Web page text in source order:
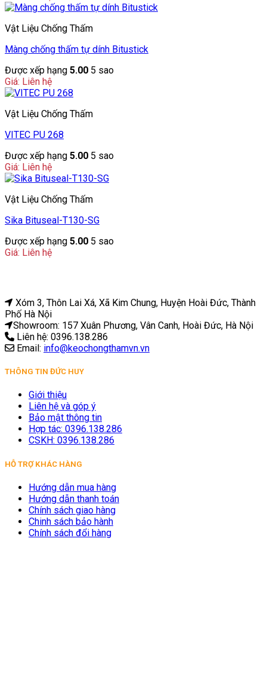
Vật Liệu Chống Thấm
Màng chống thấm tự dính Bitustick
Được xếp hạng 5.00 5 sao
Giá: Liên hệ
Vật Liệu Chống Thấm
VITEC PU 268
Được xếp hạng 5.00 5 sao
Giá: Liên hệ
Vật Liệu Chống Thấm
Sika Bituseal-T130-SG
Được xếp hạng 5.00 5 sao
Giá: Liên hệ
Xóm 3, Thôn Lai Xá, Xã Kim Chung, Huyện Hoài Đức, Thành
Phố Hà Nội
Showroom: 157 Xuân Phương, Vân Canh, Hoài Đức, Hà Nội
Liên hệ: 0396.138.286
Email: info@keochongthamvn.vn
THÔNG TIN ĐỨC HUY
Giới thiệu
Liên hệ và góp ý
Bảo mật thông tin
Hợp tác: 0396.138.286
CSKH: 0396.138.286
HỖ TRỢ KHÁC HÀNG
Hướng dẫn mua hàng
Hướng dẫn thanh toán
Chính sách giao hàng
Chinh sách bảo hành
Chính sách đổi hàng